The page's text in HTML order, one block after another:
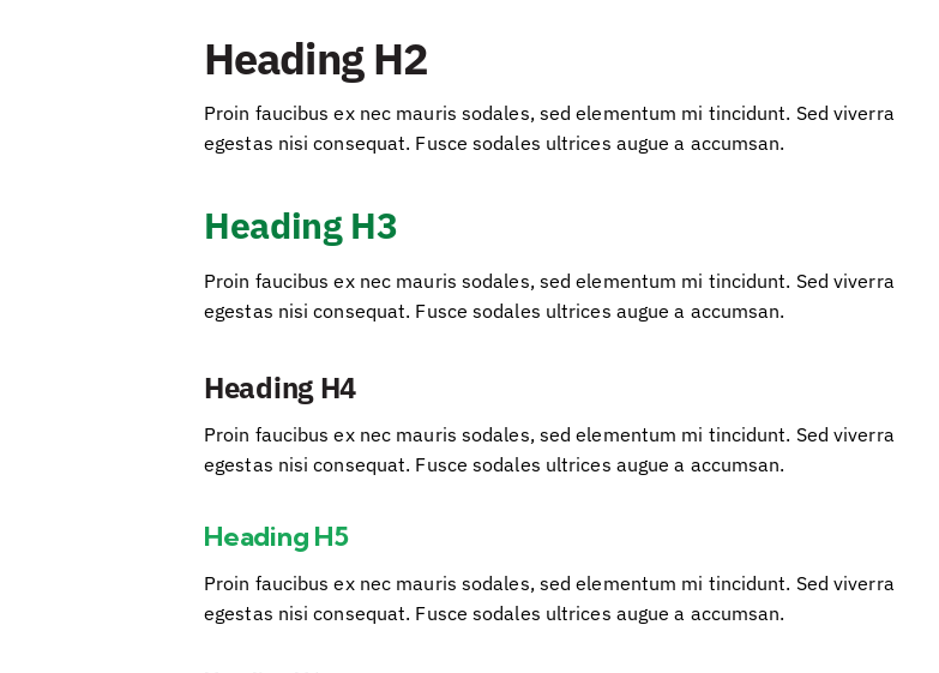
Heading H2
Proin faucibus ex nec mauris sodales, sed elementum mi tincidunt. Sed viverra
egestas nisi consequat. Fusce sodales ultrices augue a accumsan.
Heading H3
Proin faucibus ex nec mauris sodales, sed elementum mi tincidunt. Sed viverra
egestas nisi consequat. Fusce sodales ultrices augue a accumsan.
Heading H4
Proin faucibus ex nec mauris sodales, sed elementum mi tincidunt. Sed viverra
egestas nisi consequat. Fusce sodales ultrices augue a accumsan.
Heading H5
Proin faucibus ex nec mauris sodales, sed elementum mi tincidunt. Sed viverra
egestas nisi consequat. Fusce sodales ultrices augue a accumsan.